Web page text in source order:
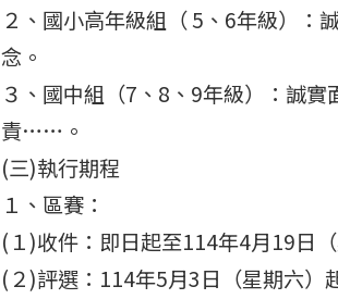
２、國小高年級組（ 5、6年級）：
念。
３、國中組（7、8、9年級）：誠實
責……。
(三)執行期程
１、區賽：
(１)收件：即日起至114年4月19日
(２)評選：114年5月3日（星期六）